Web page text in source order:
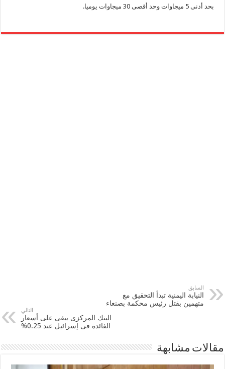
بحد أدنى 5 ميجاوات وحد أقصى 30 ميجاوات يوميا.
السابق
النيابة اليمنية تبدأ التحقيق مع
متهمين بقتل رئيس محكمة بصنعاء
التالي
البنك المركزى يبقى على أسعار
الفائدة فى إسرائيل عند 0.25%
مقالات مشابهة